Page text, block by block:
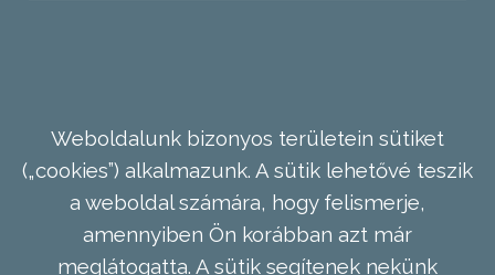
Weboldalunk bizonyos területein sütiket
(„cookies”) alkalmazunk. A sütik lehetővé teszik
a weboldal számára, hogy felismerje,
amennyiben Ön korábban azt már
meglátogatta. A sütik segítenek nekünk